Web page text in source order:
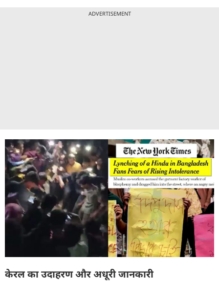
ADVERTISEMENT
केरल का उदाहरण और अधूरी जानकारी